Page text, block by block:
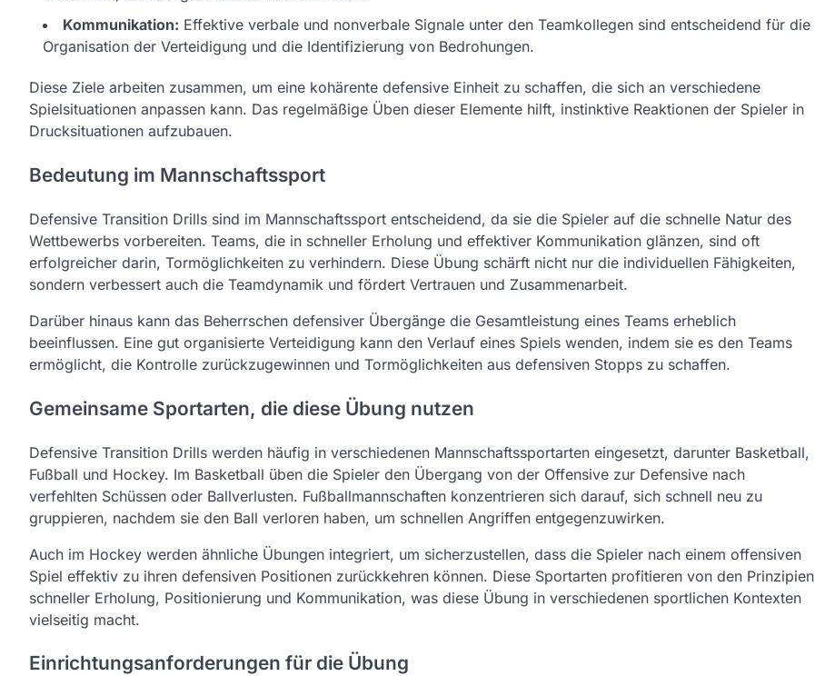
Kommunikation: Effektive verbale und nonverbale Signale unter den Teamkollegen sind entscheidend für die
Organisation der Verteidigung und die Identifizierung von Bedrohungen.
Diese Ziele arbeiten zusammen, um eine kohärente defensive Einheit zu schaffen, die sich an verschiedene
Spielsituationen anpassen kann. Das regelmäßige Üben dieser Elemente hilft, instinktive Reaktionen der Spieler in
Drucksituationen aufzubauen.
Bedeutung im Mannschaftssport
Defensive Transition Drills sind im Mannschaftssport entscheidend, da sie die Spieler auf die schnelle Natur des
Wettbewerbs vorbereiten. Teams, die in schneller Erholung und effektiver Kommunikation glänzen, sind oft
erfolgreicher darin, Tormöglichkeiten zu verhindern. Diese Übung schärft nicht nur die individuellen Fähigkeiten,
sondern verbessert auch die Teamdynamik und fördert Vertrauen und Zusammenarbeit.
Darüber hinaus kann das Beherrschen defensiver Übergänge die Gesamtleistung eines Teams erheblich
beeinflussen. Eine gut organisierte Verteidigung kann den Verlauf eines Spiels wenden, indem sie es den Teams
ermöglicht, die Kontrolle zurückzugewinnen und Tormöglichkeiten aus defensiven Stopps zu schaffen.
Gemeinsame Sportarten, die diese Übung nutzen
Defensive Transition Drills werden häufig in verschiedenen Mannschaftssportarten eingesetzt, darunter Basketball,
Fußball und Hockey. Im Basketball üben die Spieler den Übergang von der Offensive zur Defensive nach
verfehlten Schüssen oder Ballverlusten. Fußballmannschaften konzentrieren sich darauf, sich schnell neu zu
gruppieren, nachdem sie den Ball verloren haben, um schnellen Angriffen entgegenzuwirken.
Auch im Hockey werden ähnliche Übungen integriert, um sicherzustellen, dass die Spieler nach einem offensiven
Spiel effektiv zu ihren defensiven Positionen zurückkehren können. Diese Sportarten profitieren von den Prinzipien
schneller Erholung, Positionierung und Kommunikation, was diese Übung in verschiedenen sportlichen Kontexten
vielseitig macht.
Einrichtungsanforderungen für die Übung